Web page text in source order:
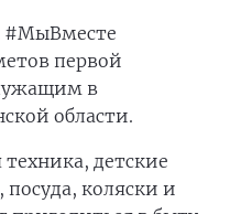
#МыВместе
первой
в
области.
детские
коляски и